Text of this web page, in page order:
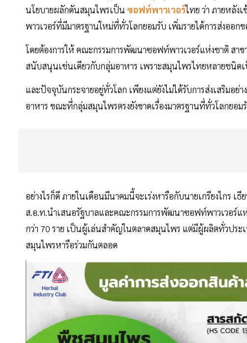
นโยบายผลักดันสมุนไพรเป็น ซอฟท์พาวเวอร์ไทย ว่า ภายหลัง
พาวเวอร์ที่มีมาตรฐานใหม่ที่ทั่วโลกยอมรับ เพิ่มรายได้การส่งออกข
โดยต้องการให้ คณะกรรมการพัฒนาซอฟท์พาวเวอร์แห่งชาติ สา
สนับสนุนเช่นเดียวกับกลุ่มอาหาร เพราะสมุนไพรไทยหลายชนิด
และปัจจุบันกระจายอยู่ทั่วโลก เพียงแต่ยังไม่ได้รับการส่งเสริมอย่
อาหาร ขณะที่กลุ่มสมุนไพรตรงยังขาดเรื่องมาตรฐานที่ทั่วโลกยอม
อย่างไรก็ดี ภายในเดือนมีนาคมนี้จะเร่งหารือกับนายเกรียงไกร
ส.อ.ท.นำเสนอรัฐบาลและคณะกรรมการพัฒนาซอฟท์พาวเวอร์
กว่า 70 ราย เป็นผู้เล่นสำคัญในตลาดสมุนไพร แต่มีผู้ผลิตทั่วประ
สมุนไพรหารือร่วมกันตลอด